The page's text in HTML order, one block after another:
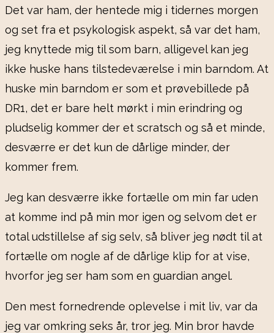
Det var ham, der hentede mig i tidernes morgen
og set fra et psykologisk aspekt, så var det ham,
jeg knyttede mig til som barn, alligevel kan jeg
ikke huske hans tilstedeværelse i min barndom. At
huske min barndom er som et prøvebillede på
DR1, det er bare helt mørkt i min erindring og
pludselig kommer der et scratsch og så et minde,
desværre er det kun de dårlige minder, der
kommer frem.
Jeg kan desværre ikke fortælle om min far uden
at komme ind på min mor igen og selvom det er
total udstillelse af sig selv, så bliver jeg nødt til at
fortælle om nogle af de dårlige klip for at vise,
hvorfor jeg ser ham som en guardian angel.
Den mest fornedrende oplevelse i mit liv, var da
jeg var omkring seks år, tror jeg. Min bror havde